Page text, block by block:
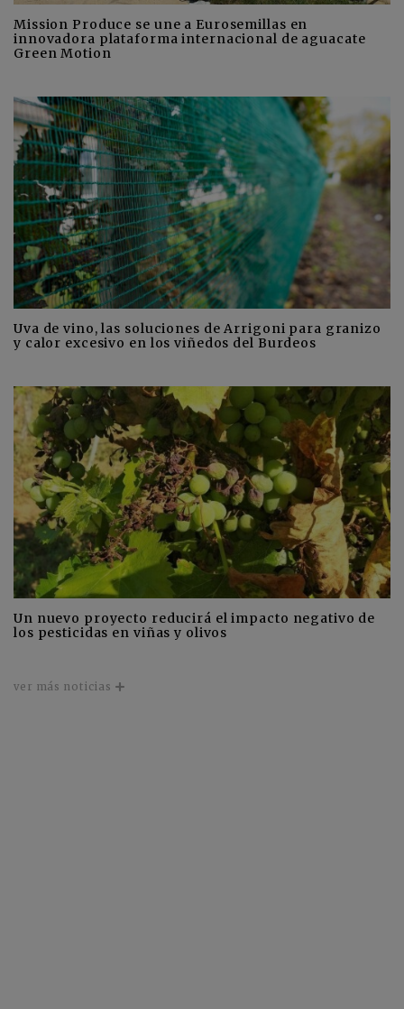
Mission Produce se une a Eurosemillas en
innovadora plataforma internacional de aguacate
Green Motion
Uva de vino, las soluciones de Arrigoni para granizo
y calor excesivo en los viñedos del Burdeos
Un nuevo proyecto reducirá el impacto negativo de
los pesticidas en viñas y olivos
ver más noticias